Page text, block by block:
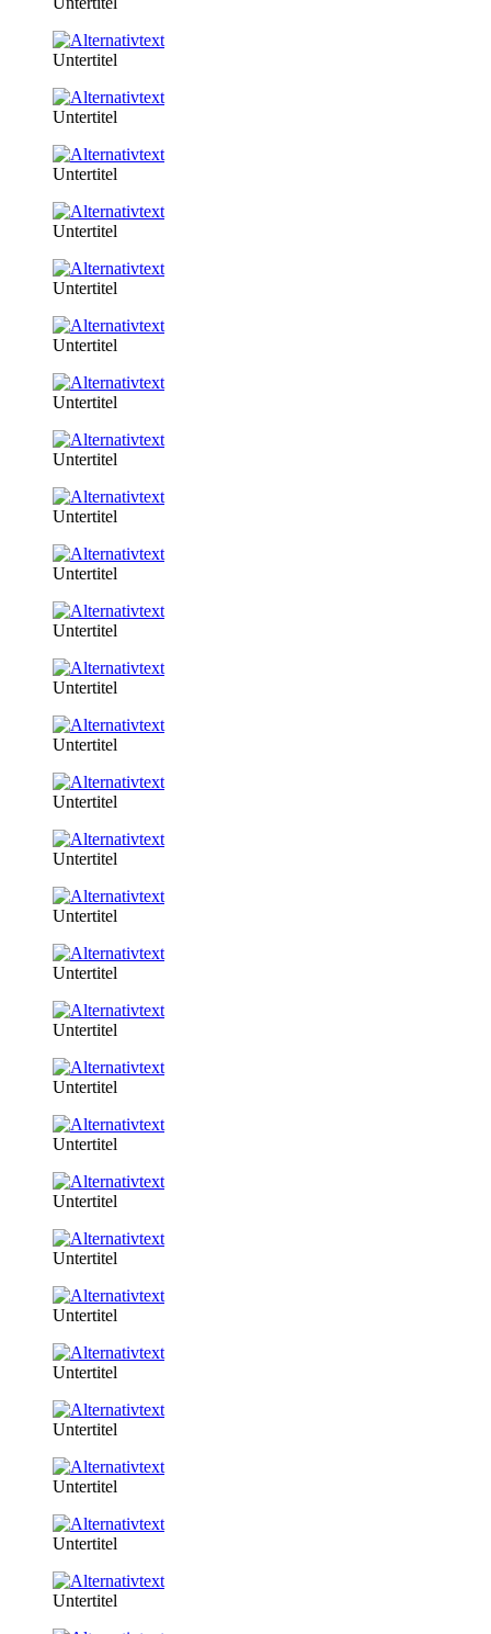
Untertitel
Untertitel
Untertitel
Untertitel
Untertitel
Untertitel
Untertitel
Untertitel
Untertitel
Untertitel
Untertitel
Untertitel
Untertitel
Untertitel
Untertitel
Untertitel
Untertitel
Untertitel
Untertitel
Untertitel
Untertitel
Untertitel
Untertitel
Untertitel
Untertitel
Untertitel
Untertitel
Untertitel